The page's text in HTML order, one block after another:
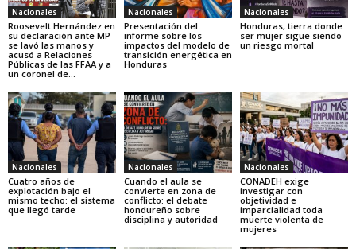
Nacionales
Roosevelt Hernández en
su declaración ante MP
se lavó las manos y
acusó a Relaciones
Públicas de las FFAA y a
un coronel de...
Nacionales
Presentación del
informe sobre los
impactos del modelo de
transición energética en
Honduras
Nacionales
Honduras, tierra donde
ser mujer sigue siendo
un riesgo mortal
Nacionales
Cuatro años de
explotación bajo el
mismo techo: el sistema
que llegó tarde
Nacionales
Cuando el aula se
convierte en zona de
conflicto: el debate
hondureño sobre
disciplina y autoridad
Nacionales
CONADEH exige
investigar con
objetividad e
imparcialidad toda
muerte violenta de
mujeres